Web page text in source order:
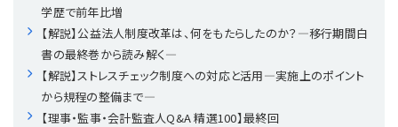
評議員
登記関連
定款関連
寄附
税務
インボイス
給与計算
法改正-労務
利益相反取引
個人情報
法改正-法務
経営
資産運用
IT
連載
連載
論壇
【連載】公益法人制度のリアル
【連載】これからの時代の資産運用
無料記事
学歴で前年比増
【解説】公益法人制度改革は、何をもたらしたのか？―移行期間白
書の最終巻から読み解く―
【解説】ストレスチェック制度への対応と活用―実施上のポイント
から規程の整備まで―
【理事・監事・会計監査人Q&A 精選100】最終回